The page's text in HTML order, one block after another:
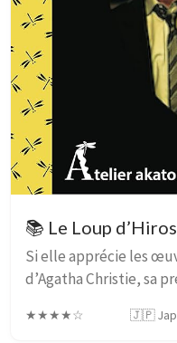
📚 Le Loup
Si elle apprécie les
d’Agatha Christie, sa
de l’énigme, c’est la
★★★★☆ 🇯🇵